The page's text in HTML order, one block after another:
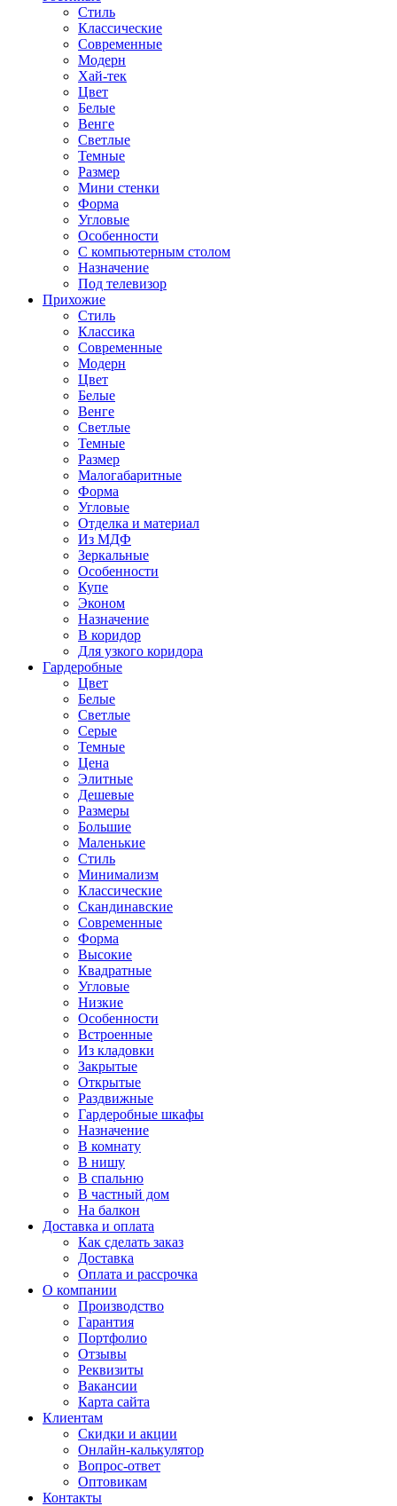
Стиль
Классические
Современные
Модерн
Хай-тек
Цвет
Белые
Венге
Светлые
Темные
Размер
Мини стенки
Форма
Угловые
Особенности
С компьютерным столом
Назначение
Под телевизор
Прихожие
Стиль
Классика
Современные
Модерн
Цвет
Белые
Венге
Светлые
Темные
Размер
Малогабаритные
Форма
Угловые
Отделка и материал
Из МДФ
Зеркальные
Особенности
Купе
Эконом
Назначение
В коридор
Для узкого коридора
Гардеробные
Цвет
Белые
Светлые
Серые
Темные
Цена
Элитные
Дешевые
Размеры
Большие
Маленькие
Стиль
Минимализм
Классические
Скандинавские
Современные
Форма
Высокие
Квадратные
Угловые
Низкие
Особенности
Встроенные
Из кладовки
Закрытые
Открытые
Раздвижные
Гардеробные шкафы
Назначение
В комнату
В нишу
В спальню
В частный дом
На балкон
Доставка и оплата
Как сделать заказ
Доставка
Оплата и рассрочка
О компании
Производство
Гарантия
Портфолио
Отзывы
Реквизиты
Вакансии
Карта сайта
Клиентам
Скидки и акции
Онлайн-калькулятор
Вопрос-ответ
Оптовикам
Контакты